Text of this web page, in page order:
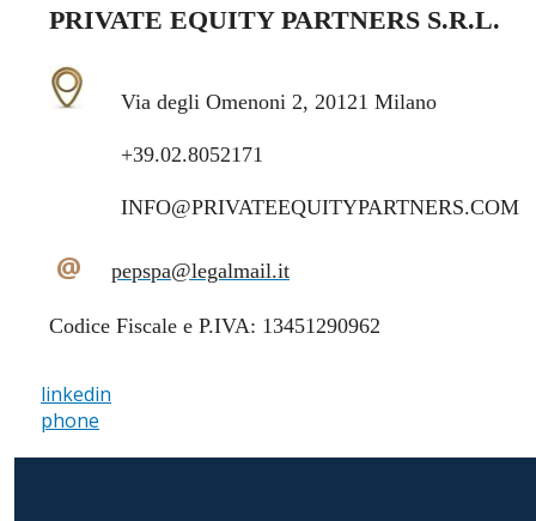
PRIVATE EQUITY PARTNERS S.R.L.
Via degli Omenoni 2, 20121 Milano
+39.02.8052171
INFO@PRIVATEEQUITYPARTNERS.COM
@ pepspa@legalmail.it
Codice Fiscale e P.IVA: 13451290962
linkedin
phone